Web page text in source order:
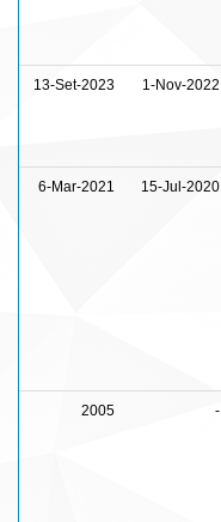
13-Set-2023 1-Nov-2022
6-Mar-2021 15-Jul-2020
2005 -